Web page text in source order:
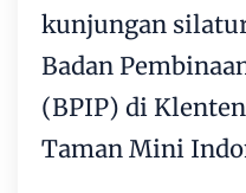
kunjungan
Badan
(BPIP) di
Taman Mini